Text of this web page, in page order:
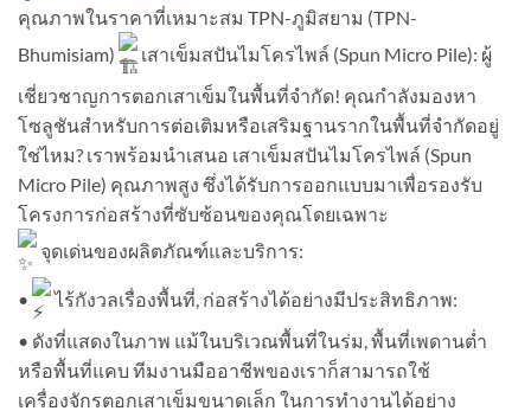
คุณภาพในราคาที่เหมาะสม TPN-ภูมิสยาม (TPN-
Bhumisiam)
เสาเข็มสปันไมโครไพล์ (Spun Micro Pile): ผู้
เชี่ยวชาญการตอกเสาเข็มในพื้นที่จำกัด! คุณกำลังมองหา
โซลูชันสำหรับการต่อเติมหรือเสริมฐานรากในพื้นที่จำกัดอยู่
ใช่ไหม? เราพร้อมนำเสนอ เสาเข็มสปันไมโครไพล์ (Spun
Micro Pile) คุณภาพสูง ซึ่งได้รับการออกแบบมาเพื่อรองรับ
โครงการก่อสร้างที่ซับซ้อนของคุณโดยเฉพาะ
จุดเด่นของผลิตภัณฑ์และบริการ:
•
ไร้กังวลเรื่องพื้นที่, ก่อสร้างได้อย่างมีประสิทธิภาพ:
• ดังที่แสดงในภาพ แม้ในบริเวณพื้นที่ในร่ม, พื้นที่เพดานต่ำ
หรือพื้นที่แคบ ทีมงานมืออาชีพของเราก็สามารถใช้
เครื่องจักรตอกเสาเข็มขนาดเล็ก ในการทำงานได้อย่าง